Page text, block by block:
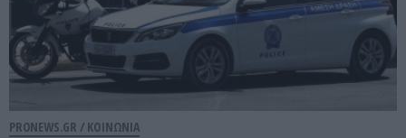
PRONEWS.GR / ΚΟΙΝΩΝΙΑ